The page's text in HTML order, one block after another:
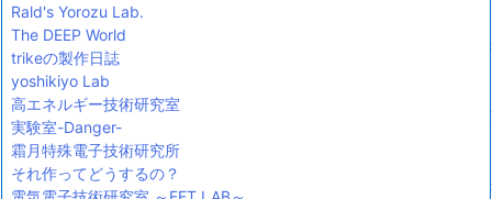
Rald's Yorozu Lab.
The DEEP World
trikeの製作日誌
yoshikiyo Lab
高エネルギー技術研究室
実験室-Danger-
霜月特殊電子技術研究所
それ作ってどうするの？